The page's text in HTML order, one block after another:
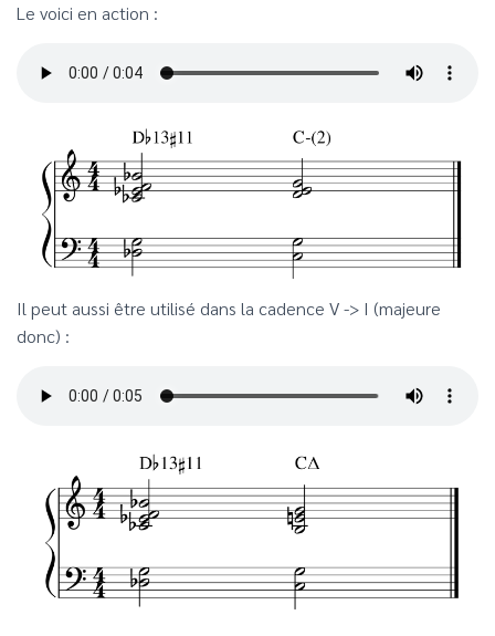
Le voici en action :
Il peut aussi être utilisé dans la cadence V -> I (majeure
donc) :